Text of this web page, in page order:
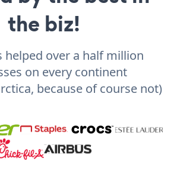
the biz!
helped over a half million
on every continent
because of course not)